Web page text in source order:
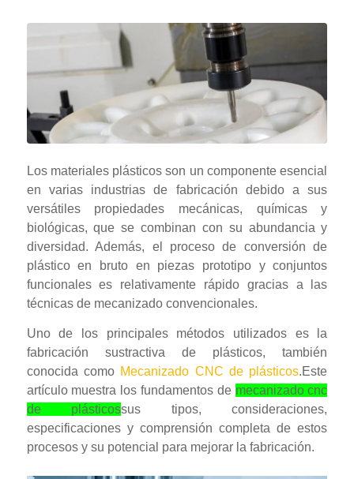
Los materiales plásticos son un componente esencial
en varias industrias de fabricación debido a sus
versátiles propiedades mecánicas, químicas y
biológicas, que se combinan con su abundancia y
diversidad. Además, el proceso de conversión de
plástico en bruto en piezas prototipo y conjuntos
funcionales es relativamente rápido gracias a las
técnicas de mecanizado convencionales.
Uno de los principales métodos utilizados es la
fabricación sustractiva de plásticos, también
conocida como Mecanizado CNC de plásticos.Este
artículo muestra los fundamentos de mecanizado cnc
de plásticossus tipos, consideraciones,
especificaciones y comprensión completa de estos
procesos y su potencial para mejorar la fabricación.